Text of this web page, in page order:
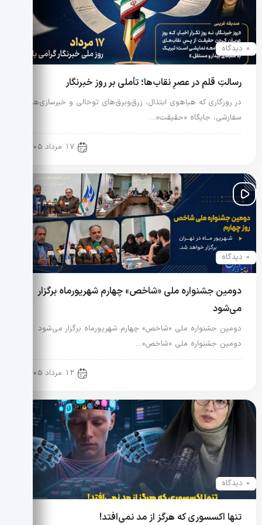
0 دیدگاه
رسالتِ قلم در عصرِ نقاب‌ها؛ تأملی بر روز خبرنگار
در روزگاری که هیاهوی ابتذال، زرق‌وبرق‌های توخالی و خبرسازی‌های
سفارشی، جایگاه «حقیقت»…
17 مرداد 1405
0 دیدگاه
دومین جشنواره ملی «شاخص» چهارم شهریورماه برگزار
می‌شود
دومین جشنواره ملی «شاخص» چهارم شهریورماه برگزار می‌شود
دومین جشنواره ملی «شاخص»…
12 مرداد 1405
0 دیدگاه
تنها اکسسوری که هرگز از مد نمی‌افتد!